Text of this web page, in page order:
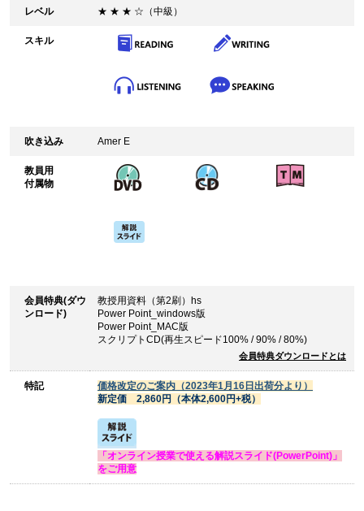
レベル ★ ★ ★ ☆（中級）
スキル
吹き込み Amer E
教員用
付属物
会員特典(ダウ
ンロード)
教授用資料（第2刷）hs
Power Point_windows版
Power Point_MAC版
スクリプトCD(再生スピード100% / 90% / 80%)
会員特典ダウンロードとは
特記
価格改定のご案内（2023年1月16日出荷分より）
新定価 2,860円（本体2,600円+税）
「オンライン授業で使える解説スライド(PowerPoint)」
をご用意